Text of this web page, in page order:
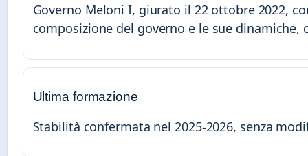
Governo Meloni I, giurato il 22 ottobre 2022,
composizione del governo e le sue
Ultima formazione
Stabilità confermata nel 2025-2026, senza